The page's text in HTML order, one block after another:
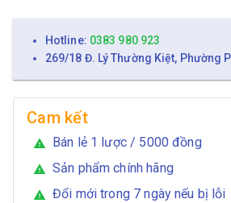
Hotline: 0383 980 923
269/18 Đ. Lý Thường Kiệt, Phường
Cam kết
warning Bán lẻ 1 lược / 5000 đồng
warning Sản phẩm chính hãng
warning Đổi mới trong 7 ngày nếu bị lỗi